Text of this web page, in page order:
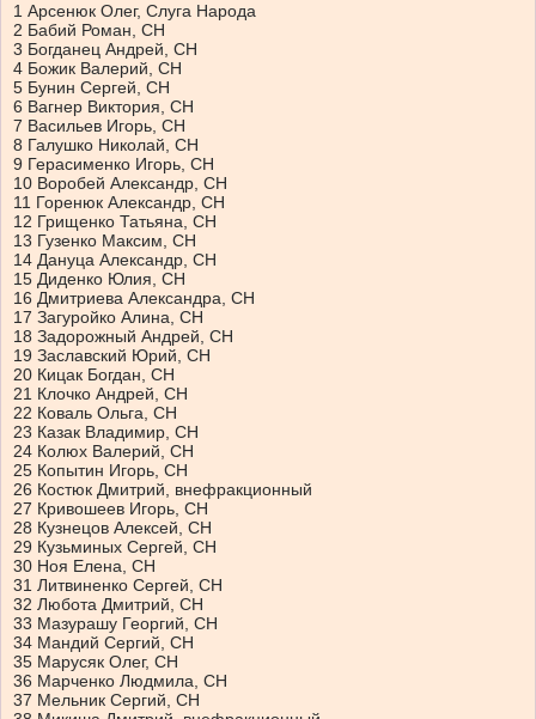
1 Арсенюк Олег, Слуга Народа
2 Бабий Роман, СН
3 Богданец Андрей, СН
4 Божик Валерий, СН
5 Бунин Сергей, СН
6 Вагнер Виктория, СН
7 Васильев Игорь, СН
8 Галушко Николай, СН
9 Герасименко Игорь, СН
10 Воробей Александр, СН
11 Горенюк Александр, СН
12 Грищенко Татьяна, СН
13 Гузенко Максим, СН
14 Дануца Александр, СН
15 Диденко Юлия, СН
16 Дмитриева Александра, СН
17 Загуройко Алина, СН
18 Задорожный Андрей, СН
19 Заславский Юрий, СН
20 Кицак Богдан, СН
21 Клочко Андрей, СН
22 Коваль Ольга, СН
23 Казак Владимир, СН
24 Колюх Валерий, СН
25 Копытин Игорь, СН
26 Костюк Дмитрий, внефракционный
27 Кривошеев Игорь, СН
28 Кузнецов Алексей, СН
29 Кузьминых Сергей, СН
30 Ноя Елена, СН
31 Литвиненко Сергей, СН
32 Любота Дмитрий, СН
33 Мазурашу Георгий, СН
34 Мандий Сергий, СН
35 Марусяк Олег, СН
36 Марченко Людмила, СН
37 Мельник Сергий, СН